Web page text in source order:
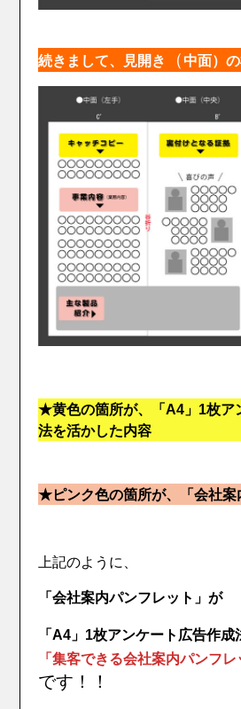
続きまして、見開き （中面）
★黄色の箇所が、「A4」1枚ア
法を活かした内容
★ピンク色の箇所が、「会社案
上記のように、
「会社案内パンフレット」が
「A4」1枚アンケート広告作成
「集客できる会社案内パンフレ
です！！